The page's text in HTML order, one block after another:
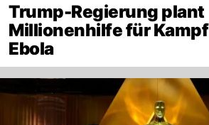
Trump-Regierung plant
Millionenhilfe für
Ebola